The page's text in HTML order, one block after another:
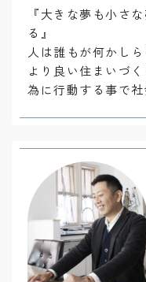
『大きな夢も小さ
る』
人は誰もが何かし
より良い住まいづ
為に行動する事で